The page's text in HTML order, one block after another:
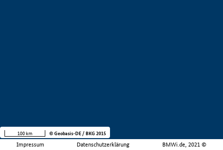
Impressum Datenschutzerklärung BMWi.de, 2021 ©
100 km © Geobasis-DE / BKG 2015